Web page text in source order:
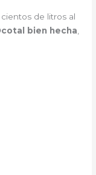
de litros al
bien hecha